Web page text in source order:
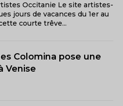
Occitanie Le site artistes-
jours de vacances du 1er au
cette courte trêve...
Colomina pose une
Venise